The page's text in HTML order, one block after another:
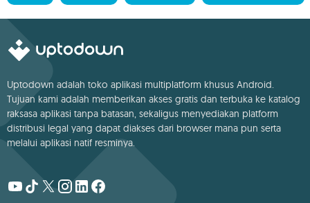
Uptodown adalah toko aplikasi multiplatform khusus Android.
Tujuan kami adalah memberikan akses gratis dan terbuka ke katalog
raksasa aplikasi tanpa batasan, sekaligus menyediakan platform
distribusi legal yang dapat diakses dari browser mana pun serta
melalui aplikasi natif resminya.